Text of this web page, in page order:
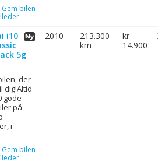
Gem bilen
i10
5g
der
dig!Altid
gode
på
i
Gem bilen
2010
213.300
km
kr
14.900